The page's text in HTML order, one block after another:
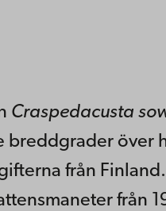
Craspedacusta
breddgrader över
från
från